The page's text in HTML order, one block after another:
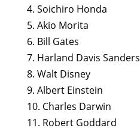
4. Soichiro Honda
5. Akio Morita
6. Bill Gates
7. Harland Davis Sanders
8. Walt Disney
9. Albert Einstein
10. Charles Darwin
11. Robert Goddard